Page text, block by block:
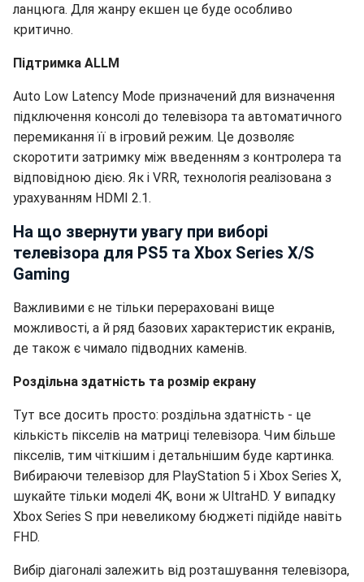
ланцюга. Для жанру екшен це буде особливо
критично.
Підтримка АLLМ
Auto Low Latency Mode призначений для визначення
підключення консолі до телевізора та автоматичного
перемикання її в ігровий режим. Це дозволяє
скоротити затримку між введенням з контролера та
відповідною дією. Як і VRR, технологія реалізована з
урахуванням HDMI 2.1.
На що звернути увагу при виборі
телевізора для PS5 та Xbox Series X/S
Gaming
Важливими є не тільки перераховані вище
можливості, а й ряд базових характеристик екранів,
де також є чимало підводних каменів.
Роздільна здатність та розмір екрану
Тут все досить просто: роздільна здатність - це
кількість пікселів на матриці телевізора. Чим більше
пікселів, тим чіткішим і детальнішим буде картинка.
Вибираючи телевізор для PlayStation 5 і Xbox Series X,
шукайте тільки моделі 4K, вони ж UltraHD. У випадку
Xbox Series S при невеликому бюджеті підійде навіть
FHD.
Вибір діагоналі залежить від розташування телевізора,